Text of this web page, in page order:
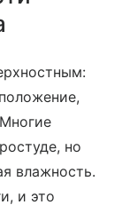
но
влажность.
и это